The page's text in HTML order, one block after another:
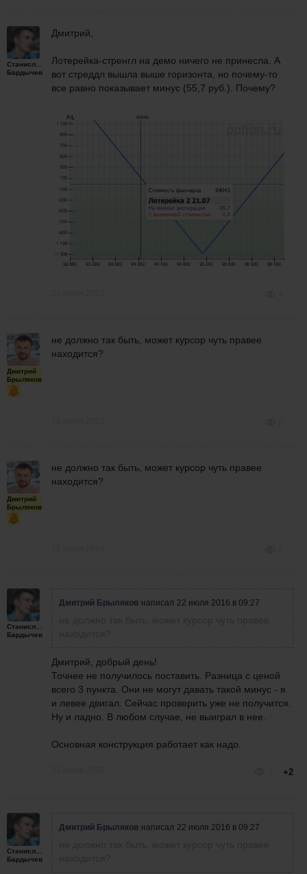
Станислав
Бардычев
Дмитрий,
Лотерейка-стренгл на демо ничего не принесла. А
вот стреддл вышла выше горизонта, но почему-то
все равно показывает минус (55,7 руб.). Почему?
Дмитрий
Брыляков
не должно так быть, может курсор чуть правее
находится?
Дмитрий
Брыляков
не должно так быть, может курсор чуть правее
находится?
Станислав
Бардычев
Дмитрий Брыляков написал 22 июля 2016 в 09:27
Дмитрий, добрый день!
Точнее не получилось поставить. Разница с ценой
всего 3 пункта. Они не могут давать такой минус - я
и левее двигал. Сейчас проверить уже не получится.
Ну и ладно. В любом случае, не выиграл в нее.
Основная конструкция работает как надо.
+2
Станислав
Бардычев
Дмитрий Брыляков написал 22 июля 2016 в 09:27